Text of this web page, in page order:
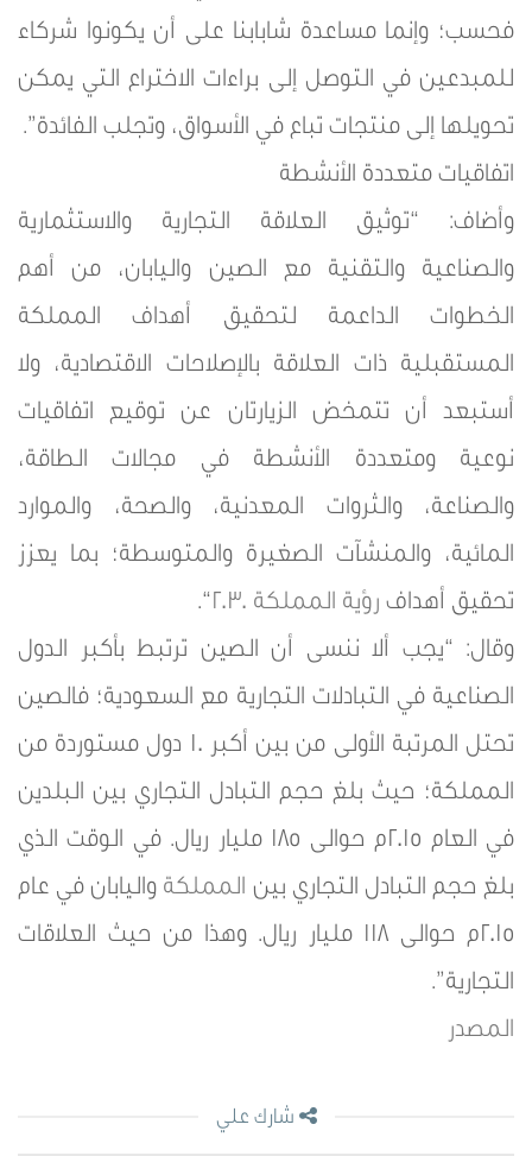
فحسب؛ وإنما مساعدة شابابنا على أن يكونوا شركاء
للمبدعين في التوصل إلى براءات الاختراع التي يمكن
تحويلها إلى منتجات تباع في الأسواق، وتجلب الفائدة”.
اتفاقيات متعددة الأنشطة
وأضاف: “توثيق العلاقة التجارية والاستثمارية
والصناعية والتقنية مع الصين واليابان، من أهم
الخطوات الداعمة لتحقيق أهداف المملكة
المستقبلية ذات العلاقة بالإصلاحات الاقتصادية، ولا
أستبعد أن تتمخض الزيارتان عن توقيع اتفاقيات
نوعية ومتعددة الأنشطة في مجالات الطاقة،
والصناعة، والثروات المعدنية، والصحة، والموارد
المائية، والمنشآت الصغيرة والمتوسطة؛ بما يعزز
تحقيق أهداف رؤية المملكة 2030
“.
وقال: “يجب ألا ننسى أن الصين ترتبط بأكبر الدول
الصناعية في التبادلات التجارية مع السعودية؛ فالصين
تحتل المرتبة الأولى من بين أكبر 10 دول مستوردة من
المملكة؛ حيث بلغ حجم التبادل التجاري بين البلدين
في العام 2015م حوالى 185 مليار ريال. في الوقت الذي
بلغ حجم التبادل التجاري بين المملكة واليابان في عام
2015م حوالى 118 مليار ريال. وهذا من حيث العلاقات
التجارية”.
المصدر
شارك علي